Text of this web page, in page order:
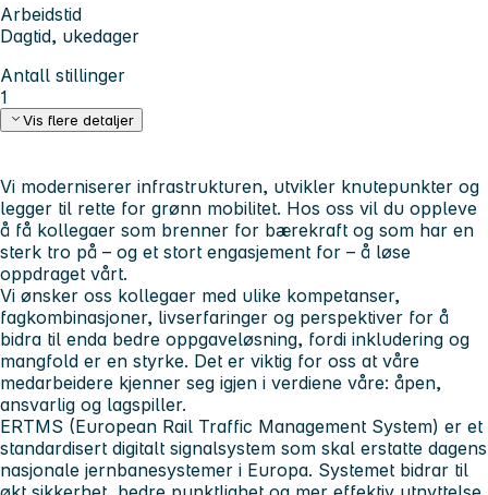
Arbeidstid
Dagtid, ukedager
Antall stillinger
1
Vis flere detaljer
Vi moderniserer infrastrukturen, utvikler knutepunkter og
legger til rette for grønn mobilitet. Hos oss vil du oppleve
å få kollegaer som brenner for bærekraft og som har en
sterk tro på – og et stort engasjement for – å løse
oppdraget vårt.
Vi ønsker oss kollegaer med ulike kompetanser,
fagkombinasjoner, livserfaringer og perspektiver for å
bidra til enda bedre oppgaveløsning, fordi inkludering og
mangfold er en styrke. Det er viktig for oss at våre
medarbeidere kjenner seg igjen i verdiene våre: åpen,
ansvarlig og lagspiller.
ERTMS (European Rail Traffic Management System) er et
standardisert digitalt signalsystem som skal erstatte dagens
nasjonale jernbanesystemer i Europa. Systemet bidrar til